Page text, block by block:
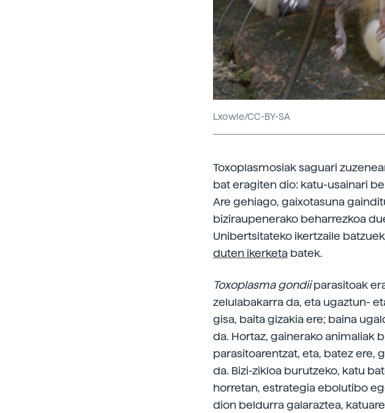
Lxowle/CC-BY-SA
Toxoplasmosiak saguari
bat eragiten dio: katu-usainari
Are gehiago, gaixotasuna
biziraupenerako beharrezkoa
Unibertsitateko ikertzaile batzuek
duten ikerketa batek.
Toxoplasma gondiiparasitoak
zelulabakarra da, eta ugaztun-
gisa, baita gizakia ere; baina
da. Hortaz, gainerako animaliak
parasitoarentzat, eta, batez ere,
da. Bizi-zikloa burutzeko, katu
horretan, estrategia ebolutibo
dion beldurra galaraztea,